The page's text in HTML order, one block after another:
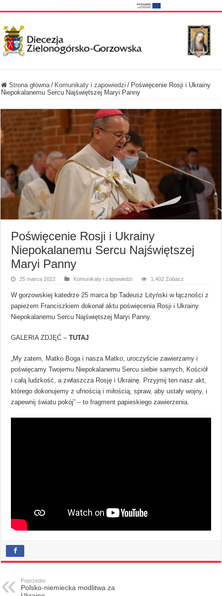
Strona główna / Komunikaty i zapowiedzi / Poświęcenie Rosji i Ukrainy
Niepokalanemu Sercu Najświętszej Maryi Panny
Poświęcenie Rosji i Ukrainy
Niepokalanemu Sercu Najświętszej
Maryi Panny
25 marca 2022 Komunikaty i zapowiedzi 1,402 Zobacz
W gorzowskiej katedrze 25 marca bp Tadeusz Lityński w łączności z
papieżem Franciszkiem dokonał aktu poświęcenia Rosji i Ukrainy
Niepokalanemu Sercu Najświętszej Maryi Panny.
GALERIA ZDJĘĆ –TUTAJ
„My zatem, Matko Boga i nasza Matko, uroczyście zawierzamy i
poświęcamy Twojemu Niepokalanemu Sercu siebie samych, Kościół
i całą ludzkość, a zwłaszcza Rosję i Ukrainę. Przyjmij ten nasz akt,
którego dokonujemy z ufnością i miłością; spraw, aby ustały wojny, i
zapewnij światu pokój” – to fragment papieskiego zawierzenia.
Poprzedni
Polsko-niemiecka modlitwa za